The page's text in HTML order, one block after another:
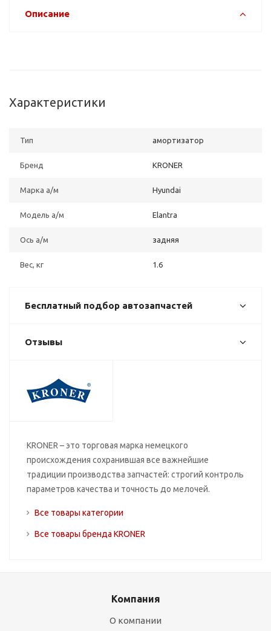
Описание
Характеристики
Тип амортизатор
Бренд KRONER
Марка а/м Hyundai
Модель а/м Elantra
Ось а/м задняя
Вес, кг 1.6
Бесплатный подбор автозапчастей
Отзывы
KRONER – это торговая марка немецкого
происхождения сохранившая все важнейшие
традиции производства запчастей: строгий контроль
параметров качества и точность до мелочей.
Все товары категории
Все товары бренда KRONER
Компания
О компании